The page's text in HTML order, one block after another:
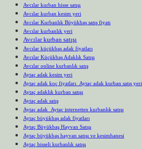
Avcılar kurban hisse satışı
Avcılar kurban kesim yeri
Avcılar Kurbanlık Büyükbaş satış fiyatı
Avcılar kurbanlık yeri
Avcılar kurban satışı
Avcılar küçükbaş adak fiyatları
Avcılar Küçükbaş Adaklık Satışı
Avcılar online kurbanlık satış
Aytaç adak kesim yeri
Aytaç adak koç fiyatları Aytaç adak kurban satış yeri
Aytaç adaklık kurban satışı
Aytaç adak satış
Aytaç adak Aytaç internetten kurbanlık satışı
Aytaç büyükbaş adak fiyatları
Aytaç Büyükbaş Hayvan Satışı
Aytaç büyükbaş hayvan satışı ve kesimhanesi
Aytaç hisseli kurbanlık satışı